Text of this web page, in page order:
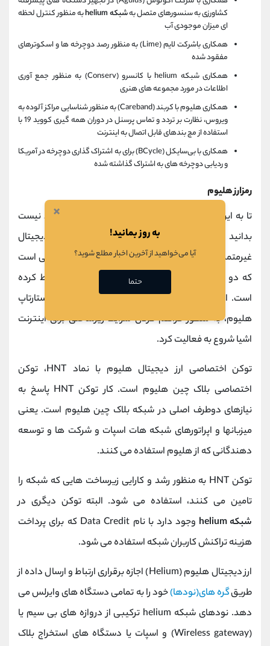
کشاورزی به سنسورهای متصل بهشبکهheliumبه منظور کنترل لحظه
ای میزان موجودی آب
همکاری باشرکت لایم (Lime) به منظور رصد دوچرخه ها و اسکوترهای
مفقود شده
همکاری شبکه helium با کانسرو (Conserv) به منظور جمع آوری
اطلاعات در مورد مجموعه های هنری
همکاری هلیوم با کربند (Careband) به منظور شناسایی مراکز آلوده به
ویروس، نظارت بر تردد و تماس پرسنل در دوران همه گیری کووید 19 با
استفاده از مچ بندهای قابل اتصال به اینترنت
همکاری با بی‌سایکل (BCycle) برای به اشتراک گذاری دوچرخه در آمریکا
و ردیابی دوچرخه های به اشتراک گذاشته شده
رمزارز هلیوم
تا به این جا در مورد شبکه هلیوم صحبت کردیم. اما بد نیست
بدانید این شبکه دارای رمزارزی نیز است که یک ارز دیجیتال
غیرمتمرکز مبتنی بر بلاک چین و یکی از بهترین رمزارز هایی است
که دو حوزه بلاکچین و اینترنت اشیا را به یکدیگر مرتبط کرده
است. این
در سال 2019 و 6 سال پس از ایجاد استارتاپ
هلیوم، به منظور فراهم کردن شرایط زیرساختی برای اینترنت
اشیا شروع به فعالیت کرد.
توکن اختصاصی ارز دیجیتال هلیوم با نماد HNT، توکن
اختصاصی بلاک چین هلیوم است. کار توکن HNT پاسخ به
نیازهای دوطرف اصلی در شبکه بلاک چین هلیوم است. یعنی
میزبانها و اپراتورهای شبکه هات اسپات و شرکت ها و توسعه
دهندگانی که از هلیوم استفاده می کنند.
توکن HNT به منظور رشد و کارایی زیرساخت هایی که شبکه را
تامین می کنند، استفاده می شود. البته توکن دیگری در
شبکهhelium
وجود دارد با نام Data Credit که برای پرداخت
هزینه تراکنش کاربران شبکه استفاده می شود.
ارز دیجیتال هلیوم (Helium) اجازه برقراری ارتباط و ارسال داده از
طریقگره های(نودها)خود را به تمامی دستگاه های وایرلس می
دهد. نودهای شبکه helium ترکیبی از دروازه های بی سیم یا
(Wireless gateway) و اسپات یا دستگاه های استخراج بلاک
×
به روز بمانید!
آیا می‌خواهید از آخرین اخبار مطلع شوید؟
حتما